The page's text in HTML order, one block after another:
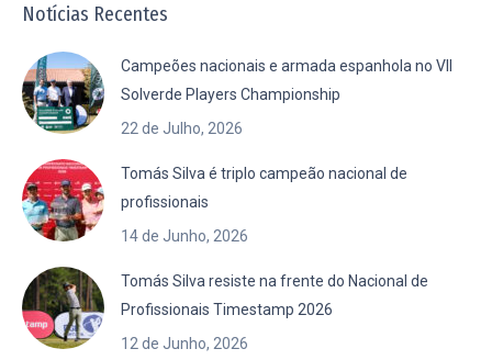
Notícias Recentes
Campeões nacionais e armada espanhola no VII
Solverde Players Championship
22 de Julho, 2026
Tomás Silva é triplo campeão nacional de
profissionais
14 de Junho, 2026
Tomás Silva resiste na frente do Nacional de
Profissionais Timestamp 2026
12 de Junho, 2026